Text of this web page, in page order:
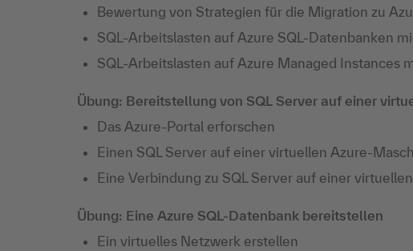
Bewertung von Strategien für die Migration zu
SQL-Arbeitslasten auf Azure SQL-Datenbanken
SQL-Arbeitslasten auf Azure Managed Instances
Übung: Bereitstellung von SQL Server auf einer
Das Azure-Portal erforschen
Einen SQL Server auf einer virtuellen Azure-
Eine Verbindung zu SQL Server auf einer
Übung: Eine Azure SQL-Datenbank bereitstellen
Ein virtuelles Netzwerk erstellen